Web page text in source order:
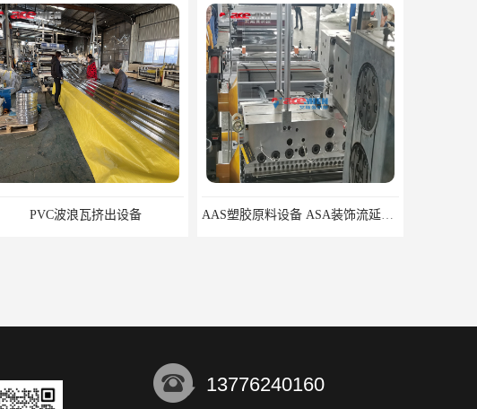
PVC波浪瓦挤出设备 AAS塑胶原料设备 ASA装饰流延薄膜 ASA薄膜挤出机
13776240160